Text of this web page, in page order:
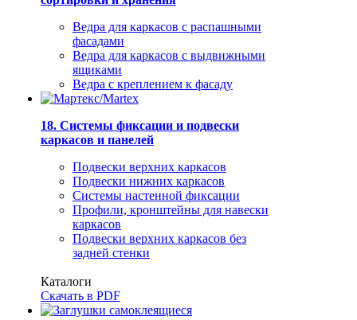
Ведра для каркасов с распашными
фасадами
Ведра для каркасов с выдвижными
ящиками
Ведра с креплением к фасаду
18. Системы фиксации и подвески
каркасов и панелей
Подвески верхних каркасов
Подвески нижних каркасов
Системы настенной фиксации
Профили, кронштейны для навески
каркасов
Подвески верхних каркасов без
задней стенки
Каталоги
Скачать в PDF